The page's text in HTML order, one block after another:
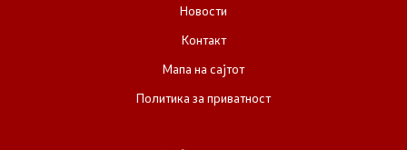
Новости
Контакт
Мапа на сајтот
Политика за приватност